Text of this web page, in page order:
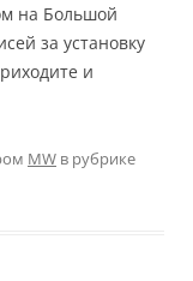
на Большой
за установку
и
MW в рубрике